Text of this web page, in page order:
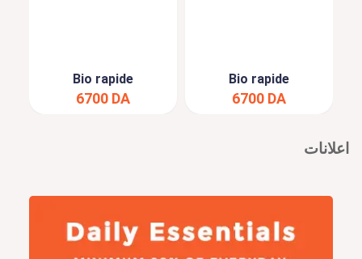
Bio rapide
6700 DA
Bio rapide
6700 DA
اعلانات